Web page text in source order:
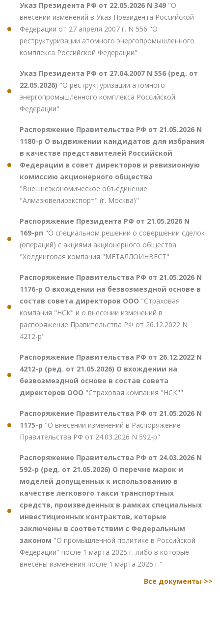
Указ Президента РФ от 22.05.2026 N 349 "О
внесении изменений в Указ Президента Российской
Федерации от 27 апреля 2007 г. N 556 "О
реструктуризации атомного энергопромышленного
комплекса Российской Федерации"
Указ Президента РФ от 27.04.2007 N 556 (ред. от
22.05.2026) "О реструктуризации атомного
энергопромышленного комплекса Российской
Федерации"
Распоряжение Правительства РФ от 21.05.2026 N
1180-р О выдвижении кандидатов для избрания
в качестве представителей Российской
Федерации в совет директоров и ревизионную
комиссию акционерного общества
"Внешнеэкономическое объединение
"Алмазювелирэкспорт" (г. Москва)"
Распоряжение Президента РФ от 21.05.2026 N
169-рп "О специальном решении о совершении сделок
(операций) с акциями акционерного общества
"Холдинговая компания "МЕТАЛЛОИНВЕСТ"
Распоряжение Правительства РФ от 21.05.2026 N
1176-р О вхождении на безвозмездной основе в
состав совета директоров ООО "Страховая
компания "НСК" и о внесении изменений в
распоряжение Правительства РФ от 26.12.2022 N
4212-р"
Распоряжение Правительства РФ от 26.12.2022 N
4212-р (ред. от 21.05.2026) О вхождении на
безвозмездной основе в состав совета
директоров ООО "Страховая компания "НСК""
Распоряжение Правительства РФ от 21.05.2026 N
1175-р "О внесении изменений в Распоряжение
Правительства РФ от 24.03.2026 N 592-р"
Распоряжение Правительства РФ от 24.03.2026 N
592-р (ред. от 21.05.2026) О перечне марок и
моделей допущенных к использованию в
качестве легкового такси транспортных
средств, произведенных в рамках специальных
инвестиционных контрактов, которые
заключены в соответствии с Федеральным
законом "О промышленной политике в Российской
Федерации" после 1 марта 2025 г. либо в которые
внесены изменения после 1 марта 2025 г."
Все документы >>